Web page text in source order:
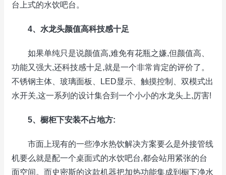
台上式的水饮吧台。
4、水龙头颜值高科技感十足
如果单纯只是说颜值高,难免有花瓶之嫌,但颜值高、
功能又强大,还科技感十足,就是一个非常肯定的评价了。
不锈钢主体、玻璃面板、LED显示、触摸控制、双模式出
水开关,这一系列的设计集合到一个小小的水龙头上,厉害!
5、橱柜下安装不占地方:
市面上现有的一些净水热饮解决方案要么是外接管线
机要么就是配一个桌面式的水饮吧台,都会站用紧张的台
面空间。而史密斯的这款机器把加热功能集成到橱下净水